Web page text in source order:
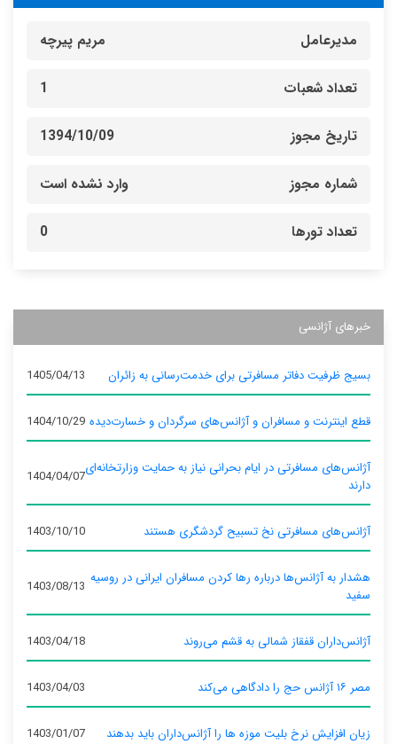
مدیرعامل مریم پیرچه
تعداد شعبات 1
تاریخ مجوز 1394/10/09
شماره مجوز وارد نشده است
تعداد تورها 0
خبرهای آژانسی
بسیج ظرفیت دفاتر مسافرتی برای خدمت‌رسانی به زائران 1405/04/13
قطع اینترنت و مسافران و آژانس‌های سرگردان و خسارت‌دیده 1404/10/29
آژانس‌های مسافرتی در ایام بحرانی نیاز به حمایت وزارتخانه‌ای
دارند
1404/04/07
آژانس‌های مسافرتی نخ تسبیح گردشگری هستند 1403/10/10
هشدار به آژانس‌ها درباره رها کردن مسافران ایرانی در روسیه
سفید
1403/08/13
آژانس‌داران قفقاز شمالی به قشم می‌روند 1403/04/18
مصر ۱۶ آژانس حج را دادگاهی می‌کند 1403/04/03
زیان افزایش نرخ بلیت موزه ها را آژانس‌داران باید بدهند 1403/01/07